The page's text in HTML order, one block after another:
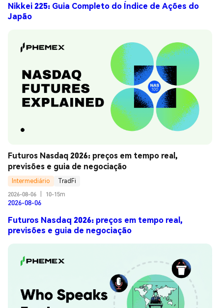
Nikkei 225: Guia Completo do Índice de Ações do
Japão
Futuros Nasdaq 2026: preços em tempo real,
previsões e guia de negociação
Intermediário
TradFi
2026-08-06
10-15m
2026-08-06
Futuros Nasdaq 2026: preços em tempo real,
previsões e guia de negociação